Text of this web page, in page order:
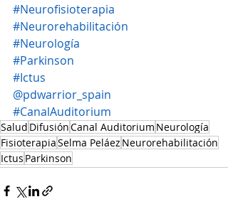
#Neurofisioterapia
#Neurorehabilitación
#Neurología
#Parkinson
#Ictus
@pdwarrior_spain
#CanalAuditorium
Salud DifusiónCanal Auditorium Neurología
FisioterapiaSelma Peláez Neurorehabilitación
Ictus Parkinson